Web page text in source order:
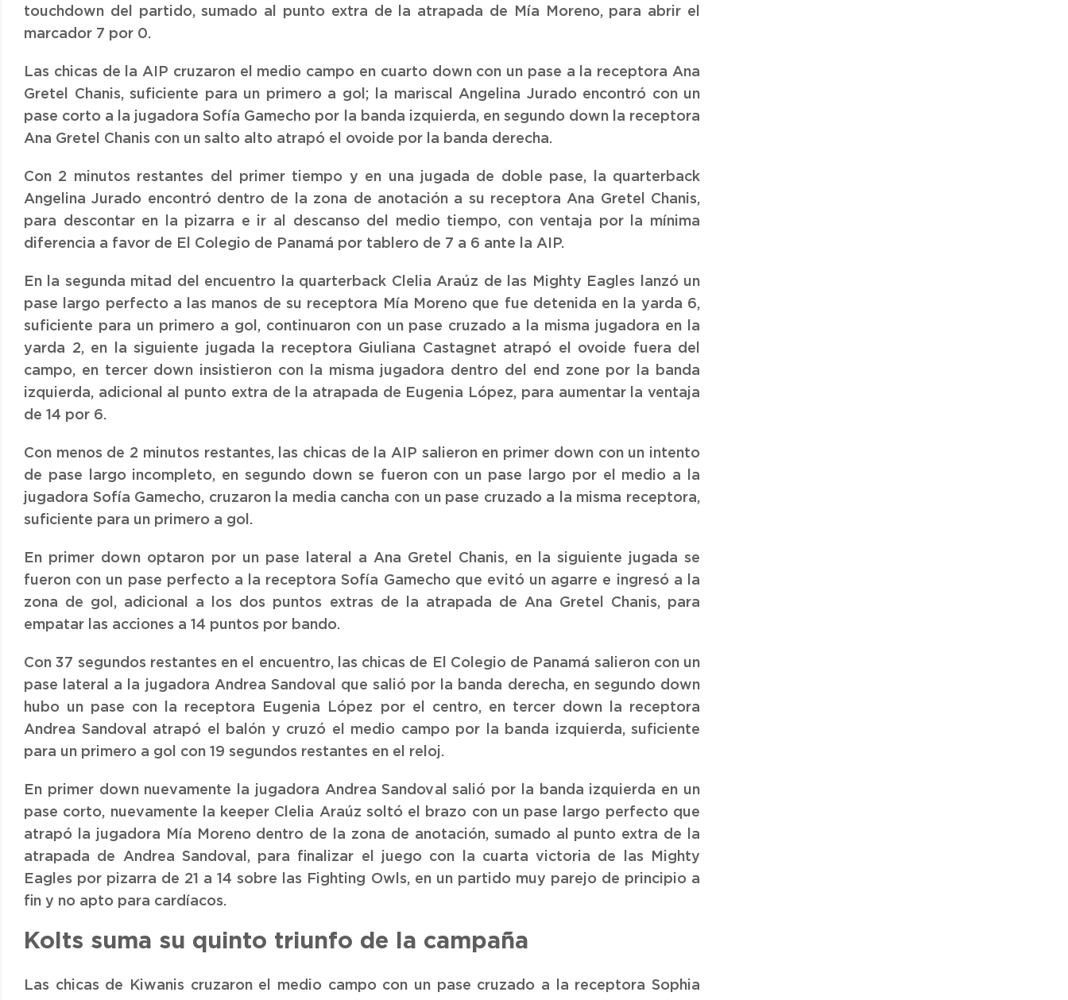
touchdown del partido, sumado al punto extra de la atrapada de Mía Moreno, para abrir el
marcador 7 por 0.
Las chicas de la AIP cruzaron el medio campo en cuarto down con un pase a la receptora Ana
Gretel Chanis, suficiente para un primero a gol; la mariscal Angelina Jurado encontró con un
pase corto a la jugadora Sofía Gamecho por la banda izquierda, en segundo down la receptora
Ana Gretel Chanis con un salto alto atrapó el ovoide por la banda derecha.
Con 2 minutos restantes del primer tiempo y en una jugada de doble pase, la quarterback
Angelina Jurado encontró dentro de la zona de anotación a su receptora Ana Gretel Chanis,
para descontar en la pizarra e ir al descanso del medio tiempo, con ventaja por la mínima
diferencia a favor de El Colegio de Panamá por tablero de 7 a 6 ante la AIP.
En la segunda mitad del encuentro la quarterback Clelia Araúz de las Mighty Eagles lanzó un
pase largo perfecto a las manos de su receptora Mía Moreno que fue detenida en la yarda 6,
suficiente para un primero a gol, continuaron con un pase cruzado a la misma jugadora en la
yarda 2, en la siguiente jugada la receptora Giuliana Castagnet atrapó el ovoide fuera del
campo, en tercer down insistieron con la misma jugadora dentro del end zone por la banda
izquierda, adicional al punto extra de la atrapada de Eugenia López, para aumentar la ventaja
de 14 por 6.
Con menos de 2 minutos restantes, las chicas de la AIP salieron en primer down con un intento
de pase largo incompleto, en segundo down se fueron con un pase largo por el medio a la
jugadora Sofía Gamecho, cruzaron la media cancha con un pase cruzado a la misma receptora,
suficiente para un primero a gol.
En primer down optaron por un pase lateral a Ana Gretel Chanis, en la siguiente jugada se
fueron con un pase perfecto a la receptora Sofía Gamecho que evitó un agarre e ingresó a la
zona de gol, adicional a los dos puntos extras de la atrapada de Ana Gretel Chanis, para
empatar las acciones a 14 puntos por bando.
Con 37 segundos restantes en el encuentro, las chicas de El Colegio de Panamá salieron con un
pase lateral a la jugadora Andrea Sandoval que salió por la banda derecha, en segundo down
hubo un pase con la receptora Eugenia López por el centro, en tercer down la receptora
Andrea Sandoval atrapó el balón y cruzó el medio campo por la banda izquierda, suficiente
para un primero a gol con 19 segundos restantes en el reloj.
En primer down nuevamente la jugadora Andrea Sandoval salió por la banda izquierda en un
pase corto, nuevamente la keeper Clelia Araúz soltó el brazo con un pase largo perfecto que
atrapó la jugadora Mía Moreno dentro de la zona de anotación, sumado al punto extra de la
atrapada de Andrea Sandoval, para finalizar el juego con la cuarta victoria de las Mighty
Eagles por pizarra de 21 a 14 sobre las Fighting Owls, en un partido muy parejo de principio a
fin y no apto para cardíacos.
Kolts suma su quinto triunfo de la campaña
Las chicas de Kiwanis cruzaron el medio campo con un pase cruzado a la receptora Sophia